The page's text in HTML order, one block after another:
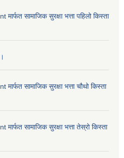
सामाजिक सुरक्षा भत्ता पहिलो किस्ता
सामाजिक सुरक्षा भत्ता चौथो किस्ता
सामाजिक सुरक्षा भत्ता तेस्रो किस्ता